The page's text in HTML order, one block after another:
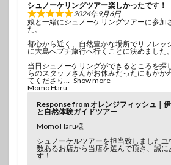
シュノーケリングツアー楽しかったです！
2024年9月6日
娘と一緒にシュノーケリングツアーに参加
た。
都心から近く、自然豊かな場所でリフレッ
に大島へプチ旅行へ行くことに決めました。
当日シュノーケリングができるところを探
らのスタッフさんがお休みだったにもかか
てくださり
Show more
Momo Haru
Response from オレンジフィッシュ｜
と自然体験ガイドツアー
Momo Haru様
シュノーケルツアーを担当致しました
数あるお店から当店を選んで頂き、誠に
す！